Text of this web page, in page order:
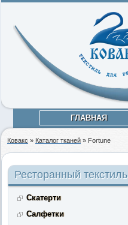
ГЛАВНАЯ
Ковакс » Каталог тканей » Fortune
Ресторанный текстиль
Скатерти
Салфетки